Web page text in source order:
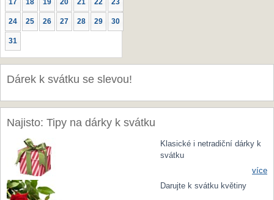
17 18 19 20 21 22 23
24 25 26 27 28 29 30
31
Dárek k svátku se slevou!
Najisto: Tipy na dárky k svátku
Klasické i netradiční dárky k
svátku
více
Darujte k svátku květiny